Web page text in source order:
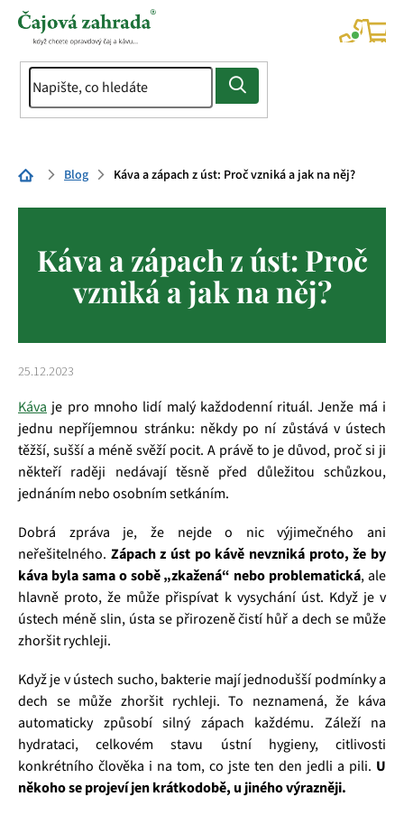
Přejít
Domů Blog Káva a zápach z úst: Proč vzniká a jak na něj?
Káva a zápach z úst: Proč
vzniká a jak na něj?
25.12.2023
Káva je pro mnoho lidí malý každodenní rituál. Jenže má i
jednu nepříjemnou stránku: někdy po ní zůstává v ústech
těžší, sušší a méně svěží pocit. A právě to je důvod, proč si ji
někteří raději nedávají těsně před důležitou schůzkou,
jednáním nebo osobním setkáním.
Dobrá zpráva je, že nejde o nic výjimečného ani
neřešitelného. Zápach z úst po kávě nevzniká proto, že by
káva byla sama o sobě „zkažená“ nebo problematická, ale
hlavně proto, že může přispívat k vysychání úst. Když je v
ústech méně slin, ústa se přirozeně čistí hůř a dech se může
zhoršit rychleji.
Když je v ústech sucho, bakterie mají jednodušší podmínky a
dech se může zhoršit rychleji. To neznamená, že káva
automaticky způsobí silný zápach každému. Záleží na
hydrataci, celkovém stavu ústní hygieny, citlivosti
konkrétního člověka i na tom, co jste ten den jedli a pili. U
někoho se projeví jen krátkodobě, u jiného výrazněji.